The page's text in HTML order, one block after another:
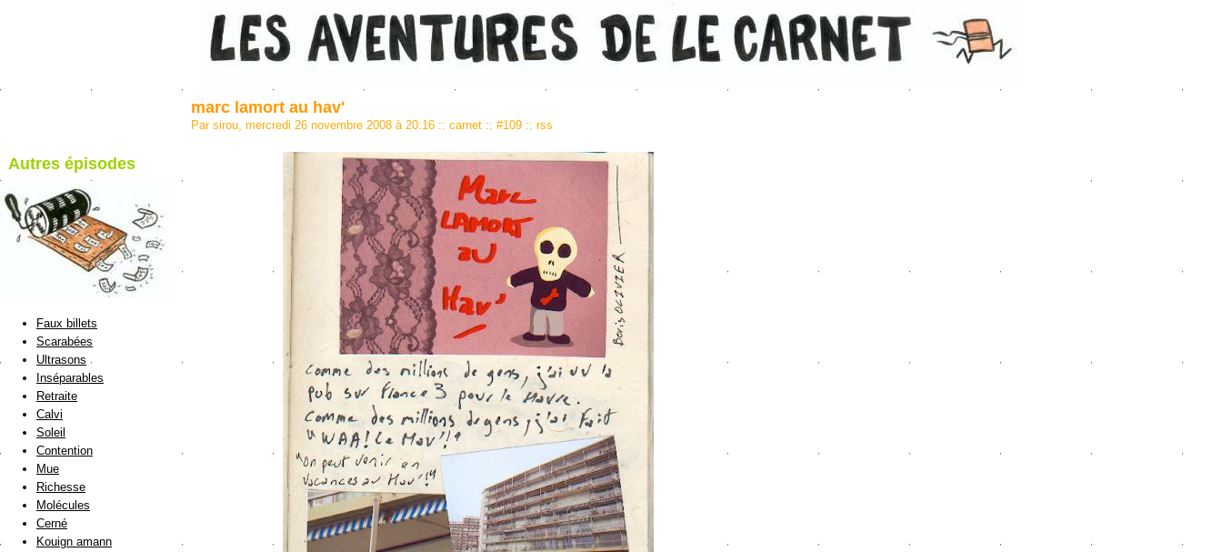
blog de Sirou
marc lamort au hav'
Par sirou, mercredi 26 novembre 2008 à 20:16 :: carnet :: #109 :: rss
Autres épisodes
Faux billets
Scarabées
Ultrasons
Inséparables
Retraite
Calvi
Soleil
Contention
Mue
Richesse
Molécules
Cerné
Kouign amann